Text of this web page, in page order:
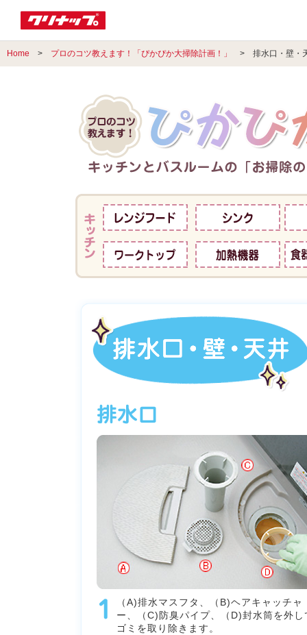
Home > プロのコツ教えます！「ぴかぴか大掃除計画！」 > 排水口・壁・
（A)排水マスフタ、（B)ヘアキャッチャ
ー、（C)防臭パイプ、（D)封水筒を外し
ゴミを取り除きます。